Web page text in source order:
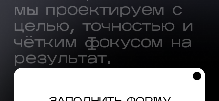
мы проектируем с
целью, точностью
и
чётким фокусом на
результат.